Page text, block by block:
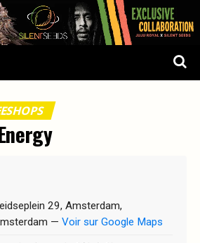
29, Amsterdam,
— Voir sur Google Maps